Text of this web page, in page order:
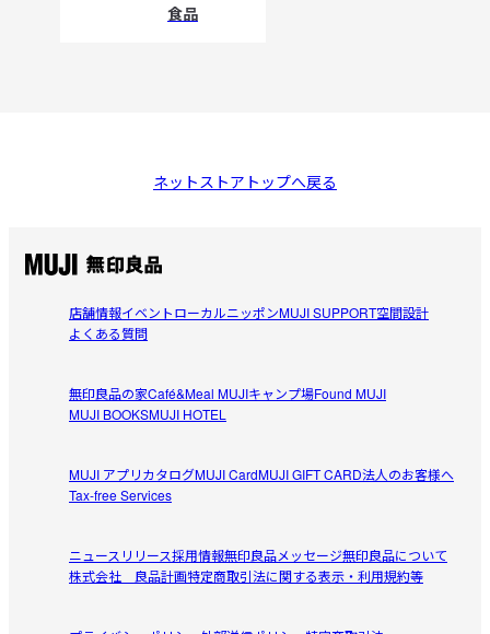
食品
ネットストアトップへ戻る
店舗情報イベントローカルニッポンMUJI SUPPORT空間設計
よくある質問
無印良品の家Café&Meal MUJIキャンプ場Found MUJI
MUJI BOOKSMUJI HOTEL
MUJI アプリカタログMUJI CardMUJI GIFT CARD法人のお客様へ
Tax-free Services
ニュースリリース採用情報無印良品メッセージ無印良品について
株式会社 良品計画特定商取引法に関する表示・利用規約等